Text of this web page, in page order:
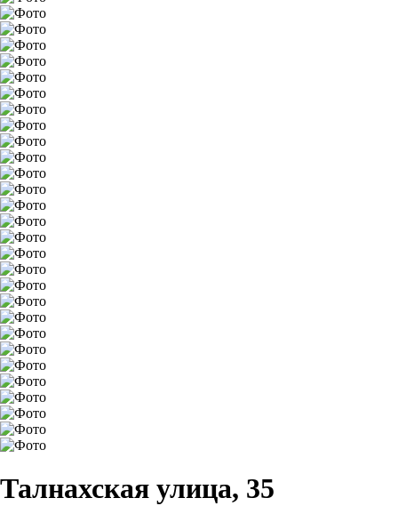
Талнахская улица, 35